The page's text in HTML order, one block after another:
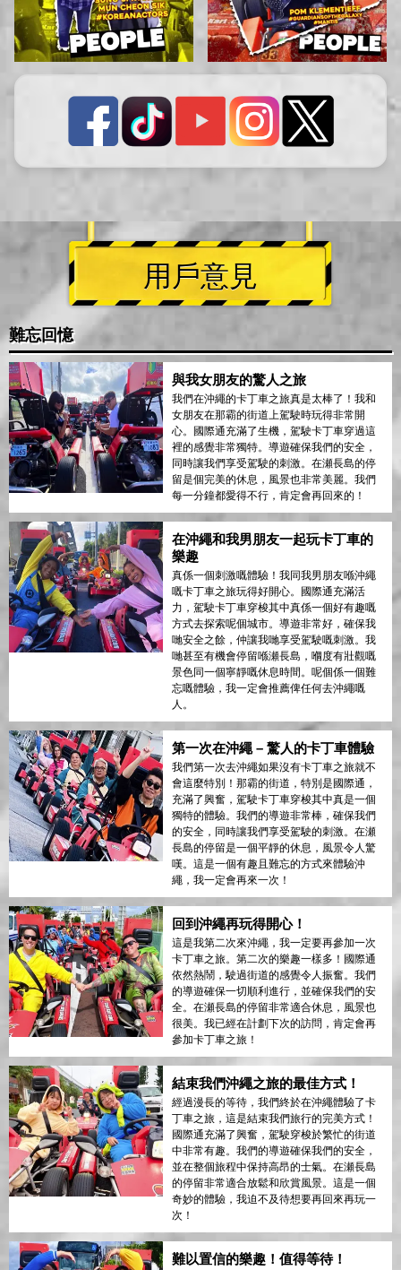
用戶意見
難忘回憶
與我女朋友的驚人之旅
我們在沖繩的卡丁車之旅真是太棒了！我和
女朋友在那霸的街道上駕駛時玩得非常開
心。國際通充滿了生機，駕駛卡丁車穿過這
裡的感覺非常獨特。導遊確保我們的安全，
同時讓我們享受駕駛的刺激。在瀬長島的停
留是個完美的休息，風景也非常美麗。我們
每一分鐘都愛得不行，肯定會再回來的！
在沖繩和我男朋友一起玩卡丁車的
樂趣
真係一個刺激嘅體驗！我同我男朋友喺沖繩
嘅卡丁車之旅玩得好開心。國際通充滿活
力，駕駛卡丁車穿梭其中真係一個好有趣嘅
方式去探索呢個城市。導遊非常好，確保我
哋安全之餘，仲讓我哋享受駕駛嘅刺激。我
哋甚至有機會停留喺瀬長島，嗰度有壯觀嘅
景色同一個寧靜嘅休息時間。呢個係一個難
忘嘅體驗，我一定會推薦俾任何去沖繩嘅
人。
第一次在沖繩 – 驚人的卡丁車體驗
我們第一次去沖繩如果沒有卡丁車之旅就不
會這麼特別！那霸的街道，特別是國際通，
充滿了興奮，駕駛卡丁車穿梭其中真是一個
獨特的體驗。我們的導遊非常棒，確保我們
的安全，同時讓我們享受駕駛的刺激。在瀬
長島的停留是一個平靜的休息，風景令人驚
嘆。這是一個有趣且難忘的方式來體驗沖
繩，我一定會再來一次！
回到沖繩再玩得開心！
這是我第二次來沖繩，我一定要再參加一次
卡丁車之旅。第二次的樂趣一樣多！國際通
依然熱鬧，駛過街道的感覺令人振奮。我們
的導遊確保一切順利進行，並確保我們的安
全。在瀬長島的停留非常適合休息，風景也
很美。我已經在計劃下次的訪問，肯定會再
參加卡丁車之旅！
結束我們沖繩之旅的最佳方式！
經過漫長的等待，我們終於在沖繩體驗了卡
丁車之旅，這是結束我們旅行的完美方式！
國際通充滿了興奮，駕駛穿梭於繁忙的街道
中非常有趣。我們的導遊確保我們的安全，
並在整個旅程中保持高昂的士氣。在瀬長島
的停留非常適合放鬆和欣賞風景。這是一個
奇妙的體驗，我迫不及待想要再回來再玩一
次！
難以置信的樂趣！值得等待！